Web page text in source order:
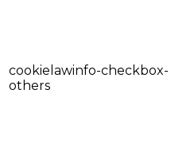
cookielawinfo-checkbox-
others